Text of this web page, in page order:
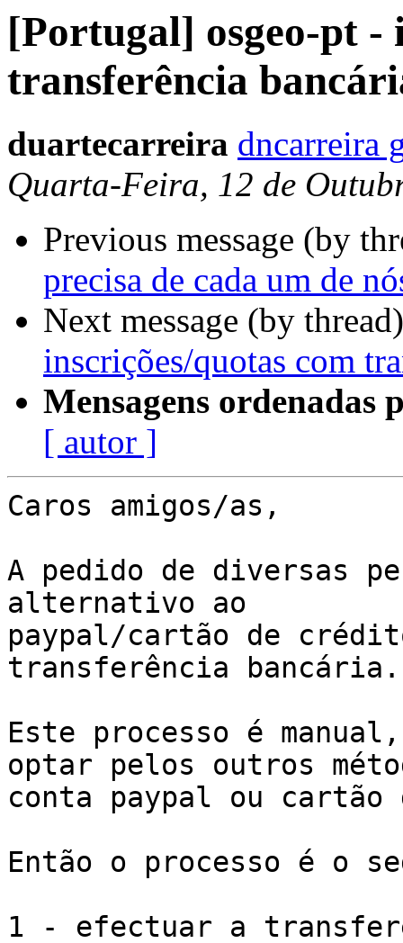
[Portugal] osgeo-pt -
transferência
duartecarreira dncarreira
Quarta-Feira, 12 de
Previous message (by
precisa de cada um de
Next message (by
inscrições/quotas com
Mensagens ordenadas
[ autor ]
Caros amigos/as,
A pedido de diversas
alternativo ao
paypal/cartão de
transferência bancária.
Este processo é
optar pelos outros
conta paypal ou
Então o processo é o
1 - efectuar a